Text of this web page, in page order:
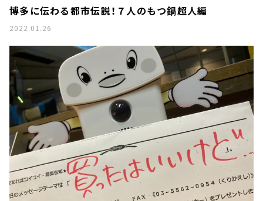
博多に伝わる都市伝説！７人のもつ鍋超人編
2022.01.26